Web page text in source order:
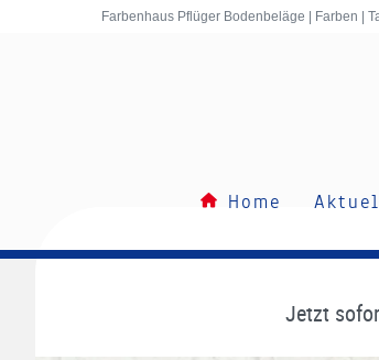
Farbenhaus Pflüger Bodenbeläge | Farben |
Home
Jetzt